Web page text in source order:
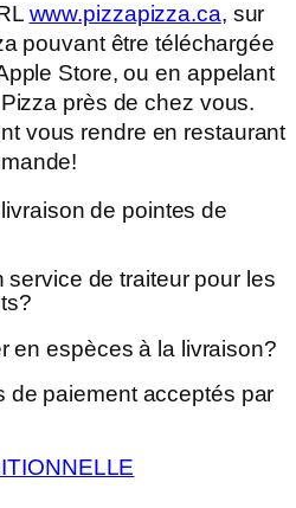
www.pizzapizza.ca, sur
pouvant être téléchargée
Store, ou en appelant
près de chez vous.
vous rendre en restaurant
de pointes de
service de traiteur pour les
en espèces à la livraison?
de paiement acceptés par